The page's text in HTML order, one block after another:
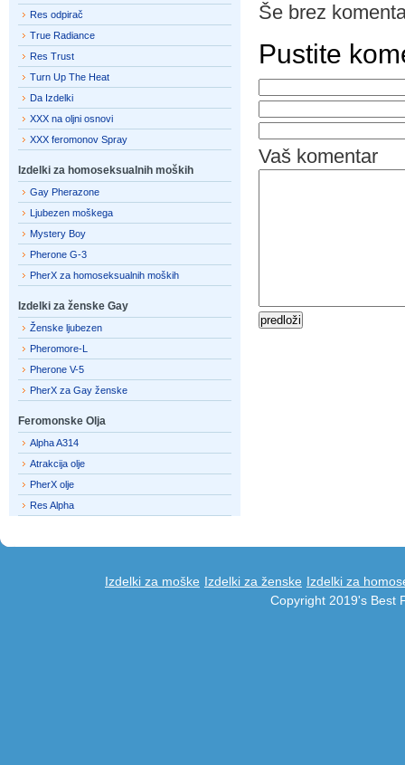
Še brez
Pustite
Vaš komentar
Res odpirač
True Radiance
Res Trust
Turn Up The Heat
Da Izdelki
XXX na oljni osnovi
XXX feromonov Spray
Izdelki za homoseksualnih moških
Gay Pherazone
Ljubezen moškega
Mystery Boy
Pherone G-3
PherX za homoseksualnih moških
Izdelki za ženske Gay
Ženske ljubezen
Pheromore-L
Pherone V-5
PherX za Gay ženske
Feromonske Olja
Alpha A314
Atrakcija olje
PherX olje
Res Alpha
Izdelki za moške Izdelki za ženske Izdelki za
Copyright 2019's Best